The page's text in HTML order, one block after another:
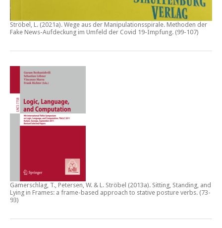
Ströbel, L. (2021a). Wege aus der Manipulationsspirale. Methoden der
Fake News-Aufdeckung im Umfeld der Covid 19-Impfung. (99-107)
Gamerschlag, T., Petersen, W. & L. Ströbel (2013a). Sitting, Standing, and
Lying in Frames: a frame-based approach to stative posture verbs. (73-
93)